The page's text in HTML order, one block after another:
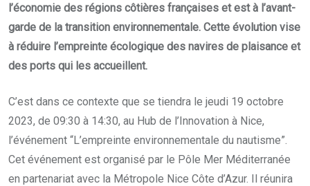
l’économie des régions côtières françaises et est à l’avant-
garde de la transition environnementale. Cette évolution vise
à réduire l’empreinte écologique des navires de plaisance et
des ports qui les accueillent.
C’est dans ce contexte que se tiendra le jeudi 19 octobre
2023, de 09:30 à 14:30, au Hub de l’Innovation à Nice,
l’événement “L’empreinte environnementale du nautisme”.
Cet événement est organisé par le Pôle Mer Méditerranée
en partenariat avec la Métropole Nice Côte d’Azur. Il réunira